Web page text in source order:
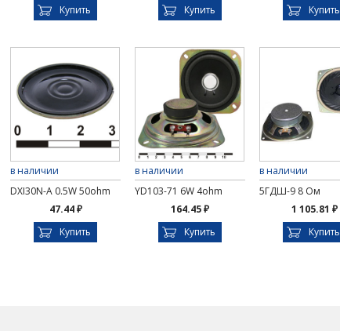
Купить
Купить
Купить
в наличии
DXI30N-A 0.5W 50ohm
47.44 ₽
Купить
в наличии
YD103-71 6W 4ohm
164.45 ₽
Купить
в наличии
5ГДШ-9 8 Ом
1 105.81 ₽
Купить